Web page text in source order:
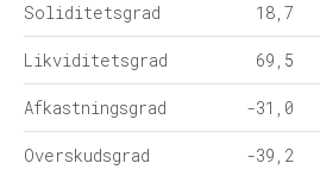
Soliditetsgrad 18,7
Likviditetsgrad 69,5
Afkastningsgrad -31,0
Overskudsgrad -39,2